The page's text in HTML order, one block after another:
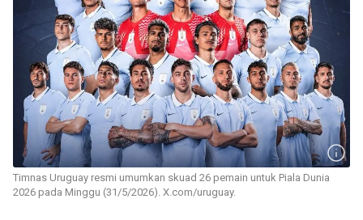
Timnas Uruguay resmi umumkan skuad 26 pemain untuk Piala Dunia
2026 pada Minggu (31/5/2026). X.com/uruguay.